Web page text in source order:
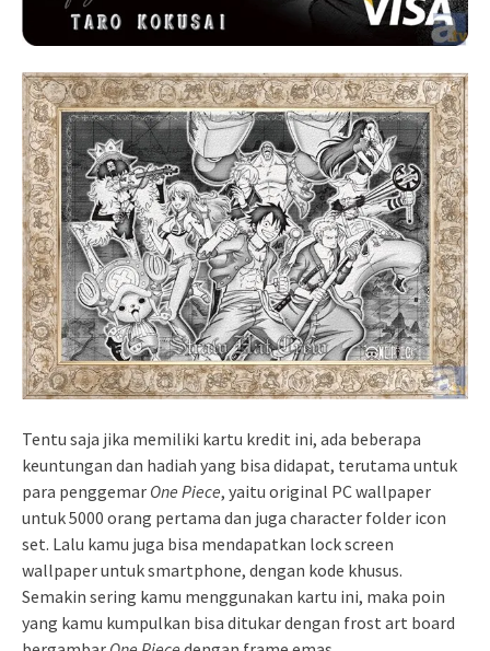
Tentu saja jika memiliki kartu kredit ini, ada beberapa
keuntungan dan hadiah yang bisa didapat, terutama untuk
para penggemar One Piece, yaitu original PC wallpaper
untuk 5000 orang pertama dan juga character folder icon
set. Lalu kamu juga bisa mendapatkan lock screen
wallpaper untuk smartphone, dengan kode khusus.
Semakin sering kamu menggunakan kartu ini, maka poin
yang kamu kumpulkan bisa ditukar dengan frost art board